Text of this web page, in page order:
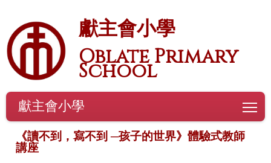
獻主會小學
Oblate Primary
School
獻主會小學
《讀不到，寫不到 ─孩子的世界》體驗式教師
講座